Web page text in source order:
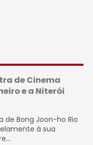
de Cinema
e a Niterói
de Bong Joon-ho Rio
à sua